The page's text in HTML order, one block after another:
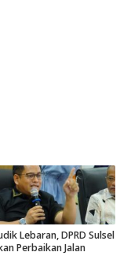
Lebaran, DPRD Sulsel
Perbaikan Jalan